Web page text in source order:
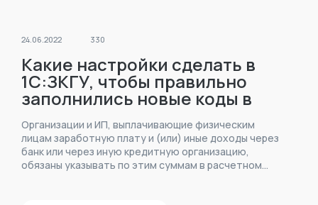
24.06.2022 330
Какие настройки сделать в
1С:ЗКГУ, чтобы правильно
заполнились новые коды в
платежных поручениях на
выплату зарплаты с 1 мая 2022
года?
Организации и ИП, выплачивающие физическим
лицам заработную плату и (или) иные доходы через
банк или через иную кредитную организацию,
обязаны указывать по этим суммам в расчетном